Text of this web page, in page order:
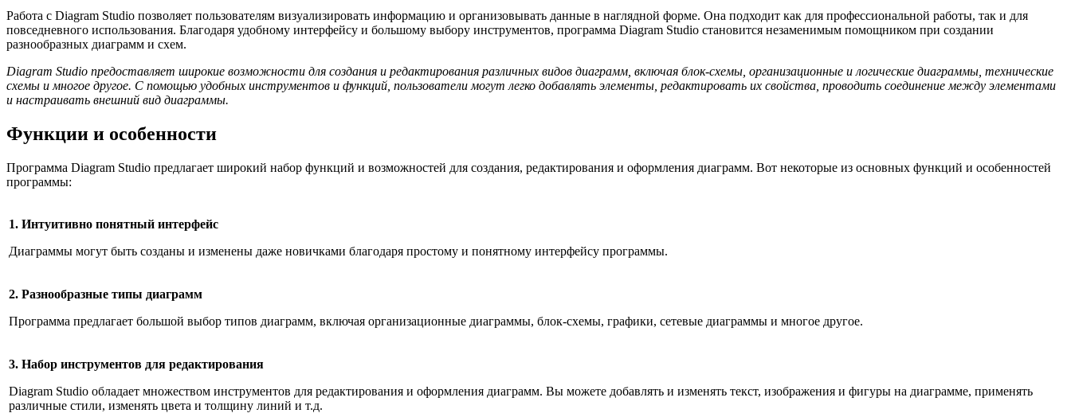
Работа с Diagram Studio позволяет пользователям визуализировать информацию и организовывать данные в наглядной форме. Она подходит как для профессиональной работы, так и для
повседневного использования. Благодаря удобному интерфейсу и большому выбору инструментов, программа Diagram Studio становится незаменимым помощником при создании
разнообразных диаграмм и схем.
Diagram Studio предоставляет широкие возможности для создания и редактирования различных видов диаграмм, включая блок-схемы, организационные и логические диаграммы, технические
схемы и многое другое. С помощью удобных инструментов и функций, пользователи могут легко добавлять элементы, редактировать их свойства, проводить соединение между элементами
и настраивать внешний вид диаграммы.
Функции и особенности
Программа Diagram Studio предлагает широкий набор функций и возможностей для создания, редактирования и оформления диаграмм. Вот некоторые из основных функций и особенностей
программы:
1. Интуитивно понятный интерфейс
Диаграммы могут быть созданы и изменены даже новичками благодаря простому и понятному интерфейсу программы.
2. Разнообразные типы диаграмм
Программа предлагает большой выбор типов диаграмм, включая организационные диаграммы, блок-схемы, графики, сетевые диаграммы и многое другое.
3. Набор инструментов для редактирования
Diagram Studio обладает множеством инструментов для редактирования и оформления диаграмм. Вы можете добавлять и изменять текст, изображения и фигуры на диаграмме, применять
различные стили, изменять цвета и толщину линий и т.д.